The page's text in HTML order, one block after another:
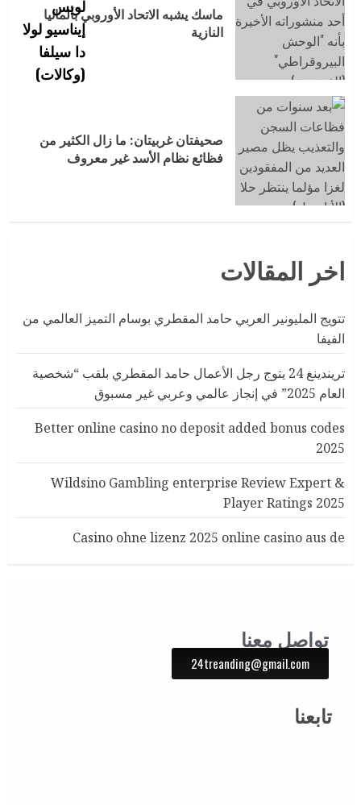
ماسك يشبه الاتحاد الأوروبي بألمانيا
النازية
صحيفتان غربيتان: ما زال الكثير من
فظائع نظام الأسد غير معروف
اخر المقالات
تتويج المليونير العربي حامد المقطري بوسام التميز العالمي من
الفيفا
تريندينغ 24 يتوج رجل الأعمال حامد المقطري بلقب “شخصية
العام 2025” في إنجاز عالمي وعربي غير مسبوق
Better online casino no deposit added bonus codes
2025
Wildsino Gambling enterprise Review Expert &
Player Ratings 2025
Casino ohne lizenz 2025 online casino aus de
تواصل معنا
24treanding@gmail.com
تابعنا